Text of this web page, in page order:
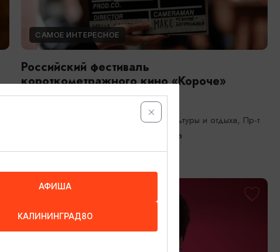
САМОЕ ИНТЕРЕСНОЕ
Российский фестиваль
короткометражного кино «Короче»
Калининград, Центральный парк культуры и отдыха, Пр-т
Победы, 1; кинотеатры Калининграда
АФИША
КАЛИНИНГРАД80